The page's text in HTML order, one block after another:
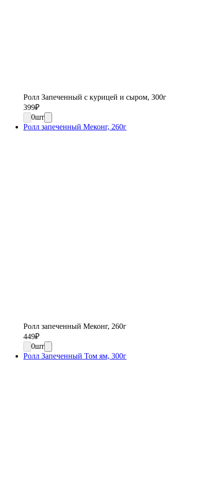
Ролл Запеченный с курицей и сыром, 300г
399₽
0шт
Ролл запеченный Меконг, 260г
Ролл запеченный Меконг, 260г
449₽
0шт
Ролл Запеченный Том ям, 300г